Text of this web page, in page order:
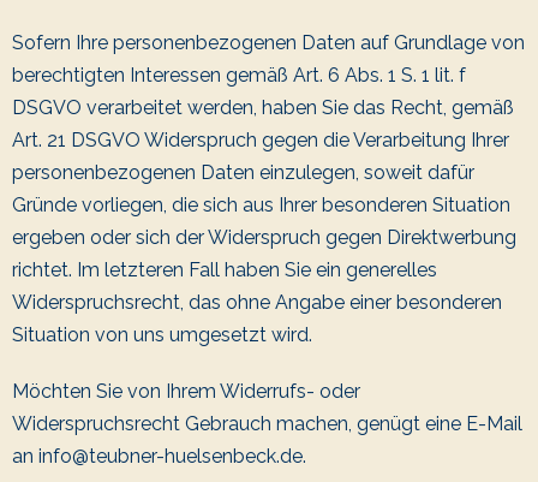
Sofern Ihre personenbezogenen Daten auf Grundlage von
berechtigten Interessen gemäß Art. 6 Abs. 1 S. 1 lit. f
DSGVO verarbeitet werden, haben Sie das Recht, gemäß
Art. 21 DSGVO Widerspruch gegen die Verarbeitung Ihrer
personenbezogenen Daten einzulegen, soweit dafür
Gründe vorliegen, die sich aus Ihrer besonderen Situation
ergeben oder sich der Widerspruch gegen Direktwerbung
richtet. Im letzteren Fall haben Sie ein generelles
Widerspruchsrecht, das ohne Angabe einer besonderen
Situation von uns umgesetzt wird.
Möchten Sie von Ihrem Widerrufs- oder
Widerspruchsrecht Gebrauch machen, genügt eine E-Mail
an info@teubner-huelsenbeck.de.